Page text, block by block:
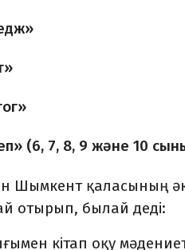
(6, 7, 8, 9 және 10
Шымкент қаласының
отырып, былай деді:
кітап оқу мәдениеті